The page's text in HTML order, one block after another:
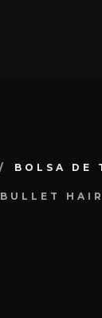
BOLSA DE
BULLET